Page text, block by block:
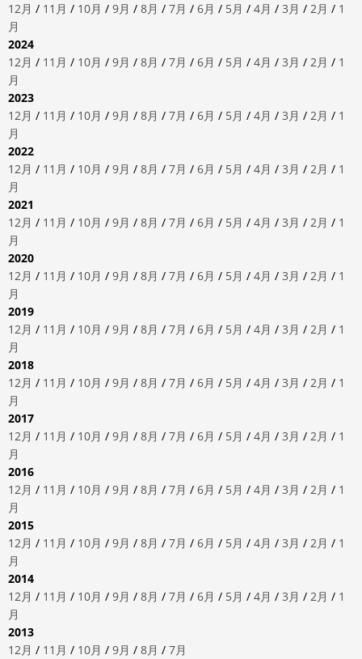
12月 / 11月 / 10月 / 9月 / 8月 / 7月 / 6月 / 5月 / 4月 / 3月 / 2月 / 1
月
2024
12月 / 11月 / 10月 / 9月 / 8月 / 7月 / 6月 / 5月 / 4月 / 3月 / 2月 / 1
月
2023
12月 / 11月 / 10月 / 9月 / 8月 / 7月 / 6月 / 5月 / 4月 / 3月 / 2月 / 1
月
2022
12月 / 11月 / 10月 / 9月 / 8月 / 7月 / 6月 / 5月 / 4月 / 3月 / 2月 / 1
月
2021
12月 / 11月 / 10月 / 9月 / 8月 / 7月 / 6月 / 5月 / 4月 / 3月 / 2月 / 1
月
2020
12月 / 11月 / 10月 / 9月 / 8月 / 7月 / 6月 / 5月 / 4月 / 3月 / 2月 / 1
月
2019
12月 / 11月 / 10月 / 9月 / 8月 / 7月 / 6月 / 5月 / 4月 / 3月 / 2月 / 1
月
2018
12月 / 11月 / 10月 / 9月 / 8月 / 7月 / 6月 / 5月 / 4月 / 3月 / 2月 / 1
月
2017
12月 / 11月 / 10月 / 9月 / 8月 / 7月 / 6月 / 5月 / 4月 / 3月 / 2月 / 1
月
2016
12月 / 11月 / 10月 / 9月 / 8月 / 7月 / 6月 / 5月 / 4月 / 3月 / 2月 / 1
月
2015
12月 / 11月 / 10月 / 9月 / 8月 / 7月 / 6月 / 5月 / 4月 / 3月 / 2月 / 1
月
2014
12月 / 11月 / 10月 / 9月 / 8月 / 7月 / 6月 / 5月 / 4月 / 3月 / 2月 / 1
月
2013
12月 / 11月 / 10月 / 9月 / 8月 / 7月